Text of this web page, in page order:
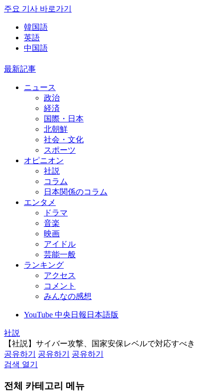
주요 기사 바로가기
韓国語
英語
中国語
最新記事
ニュース
政治
経済
国際・日本
北朝鮮
社会・文化
スポーツ
オピニオン
社説
コラム
日本関係のコラム
エンタメ
ドラマ
音楽
映画
アイドル
芸能一般
ランキング
アクセス
コメント
みんなの感想
YouTube 中央日報日本語版
社説
【社説】サイバー攻撃、国家安保レベルで対応すべき
공유하기
공유하기
공유하기
검색 열기
전체 카테고리 메뉴